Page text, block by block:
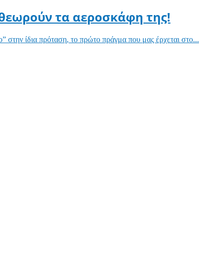
τα αεροσκάφη της!
στην ίδια πρόταση, το πρώτο πράγμα που μας έρχεται στο...